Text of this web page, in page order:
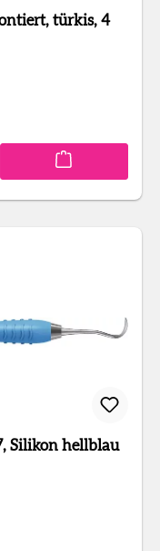
ein oder benutze die
H6-H7, Silikon hellblau